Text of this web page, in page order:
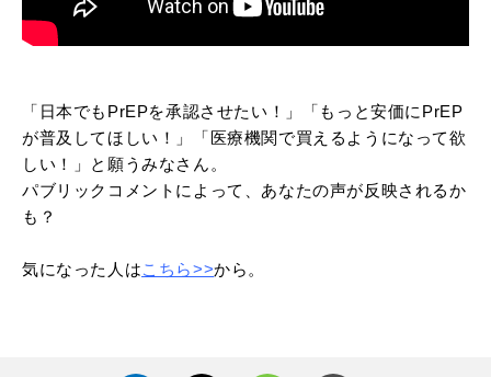
「日本でもPrEPを承認させたい！」「もっと安価にPrEP
が普及してほしい！」「医療機関で買えるようになって欲
しい！」と願うみなさん。
パブリックコメントによって、あなたの声が反映されるか
も？
気になった人はこちら>>から。